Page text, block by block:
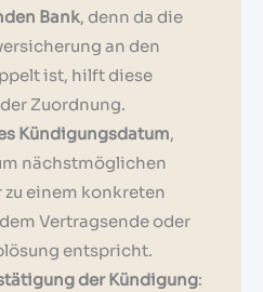
Bank, denn da die
an den
ist, hilft diese
Zuordnung.
Kündigungsdatum,
nächstmöglichen
zu einem konkreten
Vertragsende oder
entspricht.
der Kündigung: